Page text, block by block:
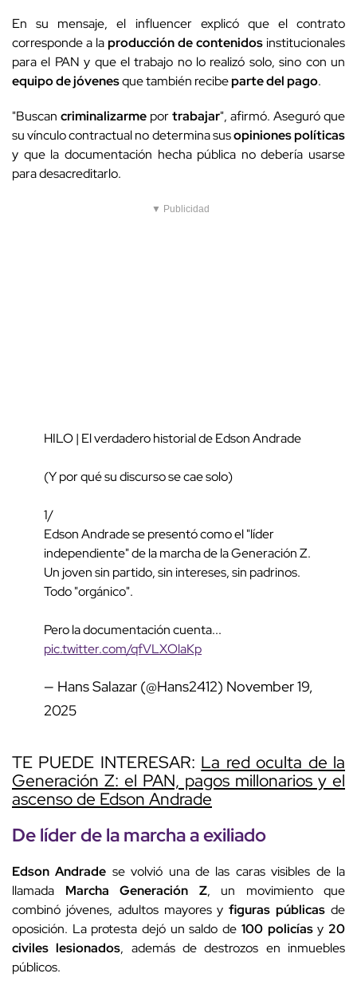
En su mensaje, el influencer explicó que el contrato
corresponde a laproducción de contenidosinstitucionales
para el PAN y que el trabajo no lo realizó solo, sino con un
equipo de jóvenesque también recibeparte del pago.
"Buscan criminalizarme portrabajar", afirmó. Aseguró que
su vínculo contractual no determina susopiniones políticas
y que la documentación hecha pública no debería usarse
para desacreditarlo.
▼ Publicidad
HILO | El verdadero historial de Edson Andrade
(Y por qué su discurso se cae solo)
1/
Edson Andrade se presentó como el "líder
independiente" de la marcha de la Generación Z.
Un joven sin partido, sin intereses, sin padrinos.
Todo "orgánico".
Pero la documentación cuenta...
pic.twitter.com/qfVLXOlaKp
— Hans Salazar (@Hans2412) November 19,
2025
TE PUEDE INTERESAR: La red oculta de la
Generación Z: el PAN, pagos millonarios y el
ascenso de Edson Andrade
De líder de la marcha a exiliado
Edson Andrade se volvió una de las caras visibles de la
llamada Marcha Generación Z, un movimiento que
combinó jóvenes, adultos mayores yfiguras públicas de
oposición. La protesta dejó un saldo de 100 policíasy 20
civiles lesionados, además de destrozos en inmuebles
públicos.